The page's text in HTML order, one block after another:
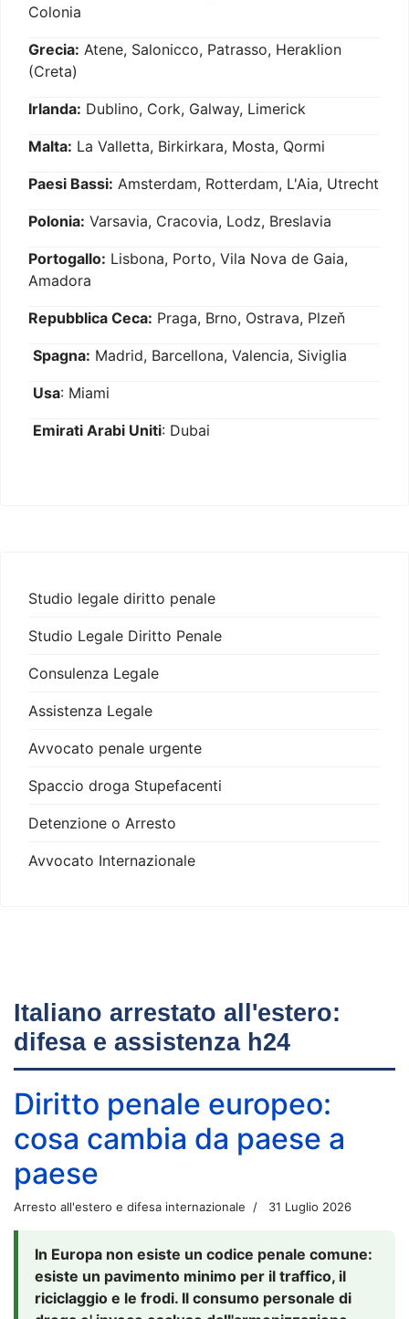
Colonia
Grecia: Atene, Salonicco, Patrasso, Heraklion
(Creta)
Irlanda: Dublino, Cork, Galway, Limerick
Malta: La Valletta, Birkirkara, Mosta, Qormi
Paesi Bassi: Amsterdam, Rotterdam, L'Aia, Utrecht
Polonia: Varsavia, Cracovia, Lodz, Breslavia
Portogallo: Lisbona, Porto, Vila Nova de Gaia,
Amadora
Repubblica Ceca: Praga, Brno, Ostrava, Plzeň
Spagna: Madrid, Barcellona, Valencia, Siviglia
Usa: Miami
Emirati Arabi Uniti: Dubai
Studio legale diritto penale
Studio Legale Diritto Penale
Consulenza Legale
Assistenza Legale
Avvocato penale urgente
Spaccio droga Stupefacenti
Detenzione o Arresto
Avvocato Internazionale
Italiano arrestato all'estero:
difesa e assistenza h24
Diritto penale europeo:
cosa cambia da paese a
paese
Arresto all'estero e difesa internazionale 31 Luglio 2026
In Europa non esiste un codice penale comune:
esiste un pavimento minimo per il traffico, il
riciclaggio e le frodi. Il consumo personale di